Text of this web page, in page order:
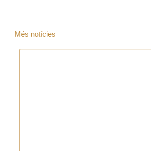
Més notícies